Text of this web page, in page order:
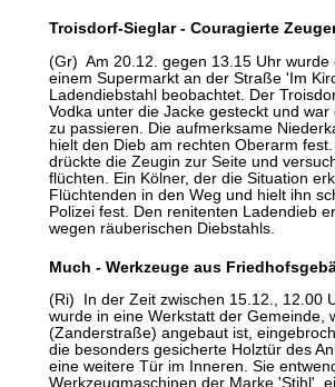
Troisdorf-Sieglar - Couragierte
(Gr) Am 20.12. gegen 13.15 Uhr
einem Supermarkt an der Straße 'Im
Ladendiebstahl beobachtet. Der
Vodka unter die Jacke gesteckt und
zu passieren. Die aufmerksame
hielt den Dieb am rechten Oberarm
drückte die Zeugin zur Seite und
flüchten. Ein Kölner, der die Situation
Flüchtenden in den Weg und hielt ihn
Polizei fest. Den renitenten Ladendieb
wegen räuberischen Diebstahls.
Much - Werkzeuge aus
(Ri) In der Zeit zwischen 15.12., 12.00
wurde in eine Werkstatt der Gemeinde,
(Zanderstraße) angebaut ist,
die besonders gesicherte Holztür des
eine weitere Tür im Inneren. Sie
Werkzeugmaschinen der Marke 'Stihl',